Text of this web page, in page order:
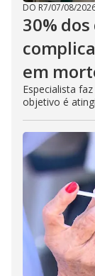
DO R7/07/08/
30%
em
Especialista
objetivo é